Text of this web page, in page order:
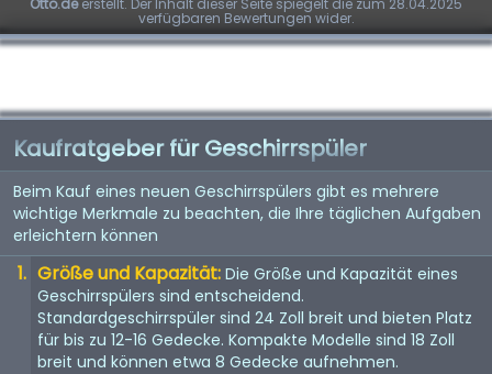
verfügbaren Bewertungen wider.
Kaufratgeber für Geschirrspüler
Beim Kauf eines neuen Geschirrspülers gibt es mehrere
wichtige Merkmale zu beachten, die Ihre täglichen Aufgaben
erleichtern können
Größe und Kapazität: Die Größe und Kapazität eines
Geschirrspülers sind entscheidend.
Standardgeschirrspüler sind 24 Zoll breit und bieten Platz
für bis zu 12-16 Gedecke. Kompakte Modelle sind 18 Zoll
breit und können etwa 8 Gedecke aufnehmen.